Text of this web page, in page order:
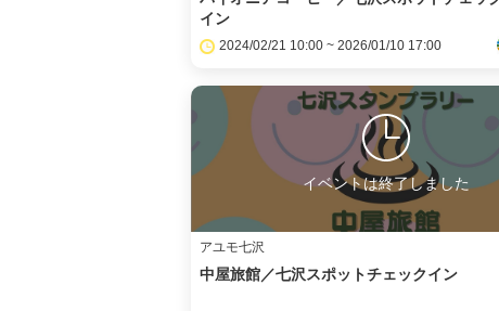
イン
2024/02/21 10:00 ~ 2026/01/10 17:00
イベントは終了しました
アユモ七沢
中屋旅館／七沢スポットチェックイン